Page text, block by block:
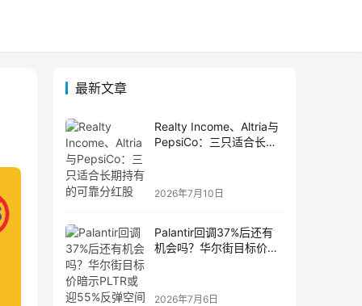
最新文章
Realty Income、Altria与
PepsiCo：三只适合长期
2026年7月10日
Palantir回调37%后还有
机会吗？华尔街目标价暗
2026年7月6日